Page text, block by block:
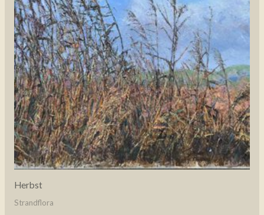
Herbst
Strandflora